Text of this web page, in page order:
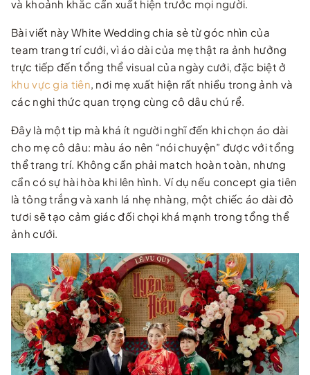
và khoảnh khắc cần xuất hiện trước mọi người.
Bài viết này White Wedding chia sẻ từ góc nhìn của
team trang trí cưới, vì áo dài của mẹ thật ra ảnh hưởng
trực tiếp đến tổng thể visual của ngày cưới, đặc biệt ở
khu vực gia tiên, nơi mẹ xuất hiện rất nhiều trong ảnh và
các nghi thức quan trọng cùng cô dâu chú rể.
Đây là một tip mà khá ít người nghĩ đến khi chọn áo dài
cho mẹ cô dâu: màu áo nên “nói chuyện” được với tổng
thể trang trí. Không cần phải match hoàn toàn, nhưng
cần có sự hài hòa khi lên hình. Ví dụ nếu concept gia tiên
là tông trắng và xanh lá nhẹ nhàng, một chiếc áo dài đỏ
tươi sẽ tạo cảm giác đối chọi khá mạnh trong tổng thể
ảnh cưới.